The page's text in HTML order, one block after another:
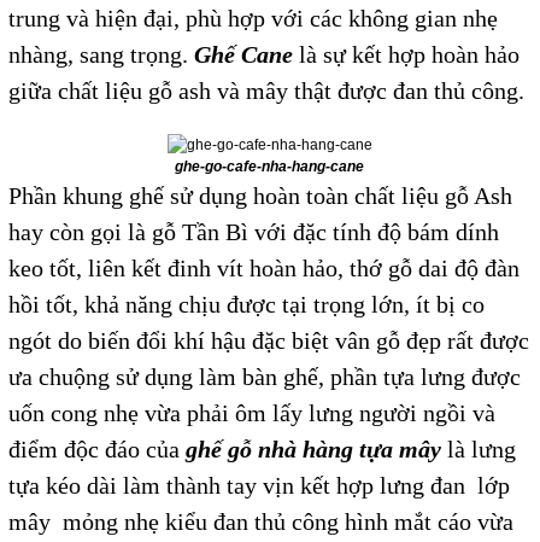
trung và hiện đại, phù hợp với các không gian nhẹ
nhàng, sang trọng. Ghế Canelà sự kết hợp hoàn hảo
giữa chất liệu gỗ ash và mây thật được đan thủ công.
ghe-go-cafe-nha-hang-cane
Phần khung ghế sử dụng hoàn toàn chất liệu gỗ Ash
hay còn gọi là gỗ Tần Bì với đặc tính độ bám dính
keo tốt, liên kết đinh vít hoàn hảo, thớ gỗ dai độ đàn
hồi tốt, khả năng chịu được tại trọng lớn, ít bị co
ngót do biến đổi khí hậu đặc biệt vân gỗ đẹp rất được
ưa chuộng sử dụng làm bàn ghế, phần tựa lưng được
uốn cong nhẹ vừa phải ôm lấy lưng người ngồi và
điểm độc đáo của ghế gỗ nhà hàng tựa mâylà lưng
tựa kéo dài làm thành tay vịn kết hợp lưng đan lớp
mây mỏng nhẹ kiểu đan thủ công hình mắt cáo vừa